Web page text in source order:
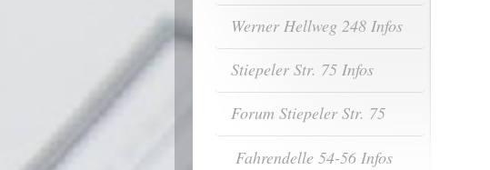
Werner Hellweg 248 Infos
Stiepeler Str. 75 Infos
Forum Stiepeler Str. 75
Fahrendelle 54-56 Infos